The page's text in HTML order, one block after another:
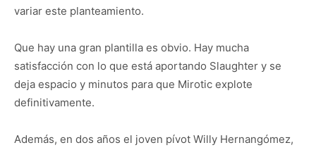
variar este planteamiento.
Que hay una gran plantilla es obvio. Hay mucha
satisfacción con lo que está aportando Slaughter y se
deja espacio y minutos para que Mirotic explote
definitivamente.
Además, en dos años el joven pívot Willy Hernangómez,